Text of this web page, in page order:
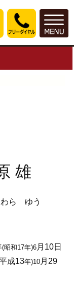
雄
ゆう
(昭和17年)6月10日
成13年)10月29